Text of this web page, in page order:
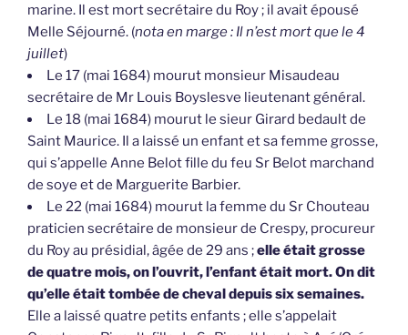
marine. Il est mort secrétaire du Roy ; il avait épousé
Melle Séjourné. (nota en marge : Il n’est mort que le 4
juillet)
Le 17 (mai 1684) mourut monsieur Misaudeau
secrétaire de Mr Louis Boyslesve lieutenant général.
Le 18 (mai 1684) mourut le sieur Girard bedault de
Saint Maurice. Il a laissé un enfant et sa femme grosse,
qui s’appelle Anne Belot fille du feu Sr Belot marchand
de soye et de Marguerite Barbier.
Le 22 (mai 1684) mourut la femme du Sr Chouteau
praticien secrétaire de monsieur de Crespy, procureur
du Roy au présidial, âgée de 29 ans ;elle était grosse
de quatre mois, on l’ouvrit, l’enfant était mort. On dit
qu’elle était tombée de cheval depuis six semaines.
Elle a laissé quatre petits enfants ; elle s’appelait